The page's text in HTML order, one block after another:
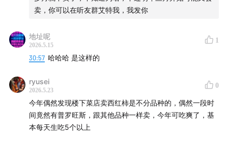
另外需要他们家「七西枕头、按摩仪、凉垫」优惠的听友
帮助。特别是枕头，睡过之后就不想换其他枕头了。人体
工学设计对颈椎很友好，睡醒不会脖子酸痛落枕。
有需要的听友们可以使用以下三种方式获得「专属福
利」：
点击链接：mo.m.tmall.com
复制口令到淘宝：69￥PVbj5qlRExt￥CZ0001/
卖，你可以在听友群艾特我，我发你
地址呢
2026.5.15
1
30:57 哈哈哈 是这样的
ryusei
2026.5.23
0
今年偶然发现楼下菜店卖西红柿是不分品种的，偶然一段时
间竟然有普罗旺斯，跟其他品种一样卖，今年可吃爽了，基
本每天生吃5个以上